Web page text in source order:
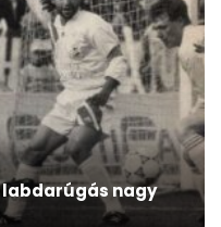
labdarúgás nagy